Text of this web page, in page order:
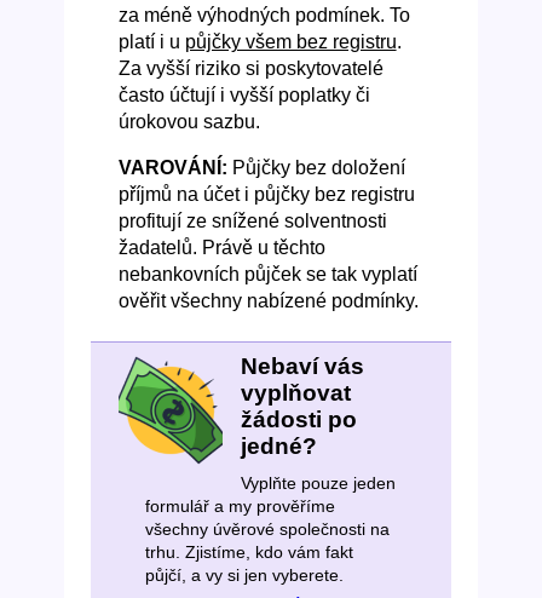
za méně výhodných podmínek. To
platí i u půjčky všem bez registru.
Za vyšší riziko si poskytovatelé
často účtují i vyšší poplatky či
úrokovou sazbu.
VAROVÁNÍ: Půjčky bez doložení
příjmů na účet i půjčky bez registru
profitují ze snížené solventnosti
žadatelů. Právě u těchto
nebankovních půjček se tak vyplatí
ověřit všechny nabízené podmínky.
Nebaví vás
vyplňovat
žádosti po
jedné?
Vyplňte pouze jeden
formulář a my prověříme
všechny úvěrové společnosti na
trhu. Zjistíme, kdo vám fakt
půjčí, a vy si jen vyberete.